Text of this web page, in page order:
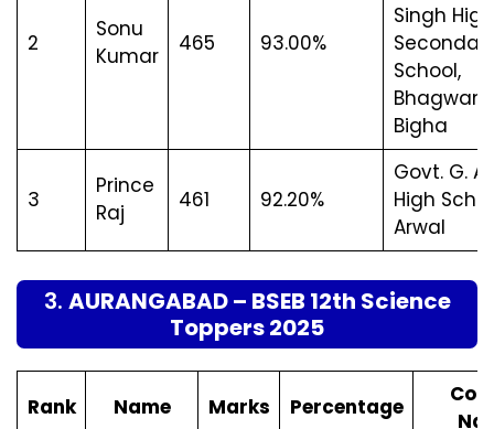
2
Sonu
Kumar
465 93.00%
Singh High
School,
Bhagwan
Bigha
3
Prince
Raj
461 92.20%
Govt. G. A.
High
Arwal
3. AURANGABAD – BSEB 12th Science
Toppers 2025
Rank Name Marks Percentage